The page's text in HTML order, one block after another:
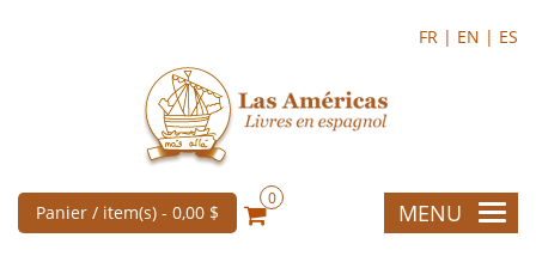
FR | EN | ES
Panier / item(s) - 0,00 $
0
MENU